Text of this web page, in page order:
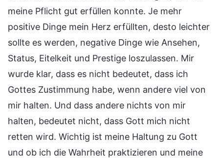
meine Pflicht gut erfüllen konnte. Je mehr
positive Dinge mein Herz erfüllten, desto leichter
sollte es werden, negative Dinge wie Ansehen,
Status, Eitelkeit und Prestige loszulassen. Mir
wurde klar, dass es nicht bedeutet, dass ich
Gottes Zustimmung habe, wenn andere viel von
mir halten. Und dass andere nichts von mir
halten, bedeutet nicht, dass Gott mich nicht
retten wird. Wichtig ist meine Haltung zu Gott
und ob ich die Wahrheit praktizieren und meine